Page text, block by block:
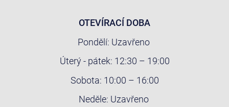
OTEVÍRACÍ DOBA
Pondělí: Uzavřeno
Úterý - pátek: 12:30 – 19:00
Sobota: 10:00 – 16:00
Neděle: Uzavřeno